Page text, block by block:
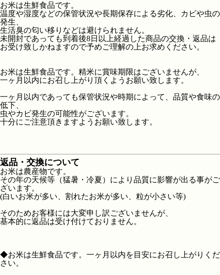
お米は生鮮食品です。
温度や湿度などの保管状況や長期保存による劣化、カビや虫の
発生、
生活臭の匂い移りなどは避けられません。
未開封であっても到着後8日以上経過した商品の交換・返品は
お受け致しかねますので予めご理解の上お求めください。
お米は生鮮食品です。精米に賞味期限はございませんが、
一ヶ月以内にお召し上がり頂くようお願い致します。
一ヶ月以内であっても保管状況や時期によって、品質や食味の
低下、
虫やカビ発生の可能性がございます。
十分にご注意頂きますようお願い致します。
返品・交換について
お米は農産物です。
その年の天候等（猛暑・冷夏）により品質に影響が出る事がご
ざいます。
(白いお米が多い、割れたお米が多い、粒が小さい等)
そのためお客様には大変申し訳ございませんが、
基本的に返品は受け付けておりません。
◆お米は生鮮食品です。一ヶ月以内を目安にお召し上がりくだ
さい。